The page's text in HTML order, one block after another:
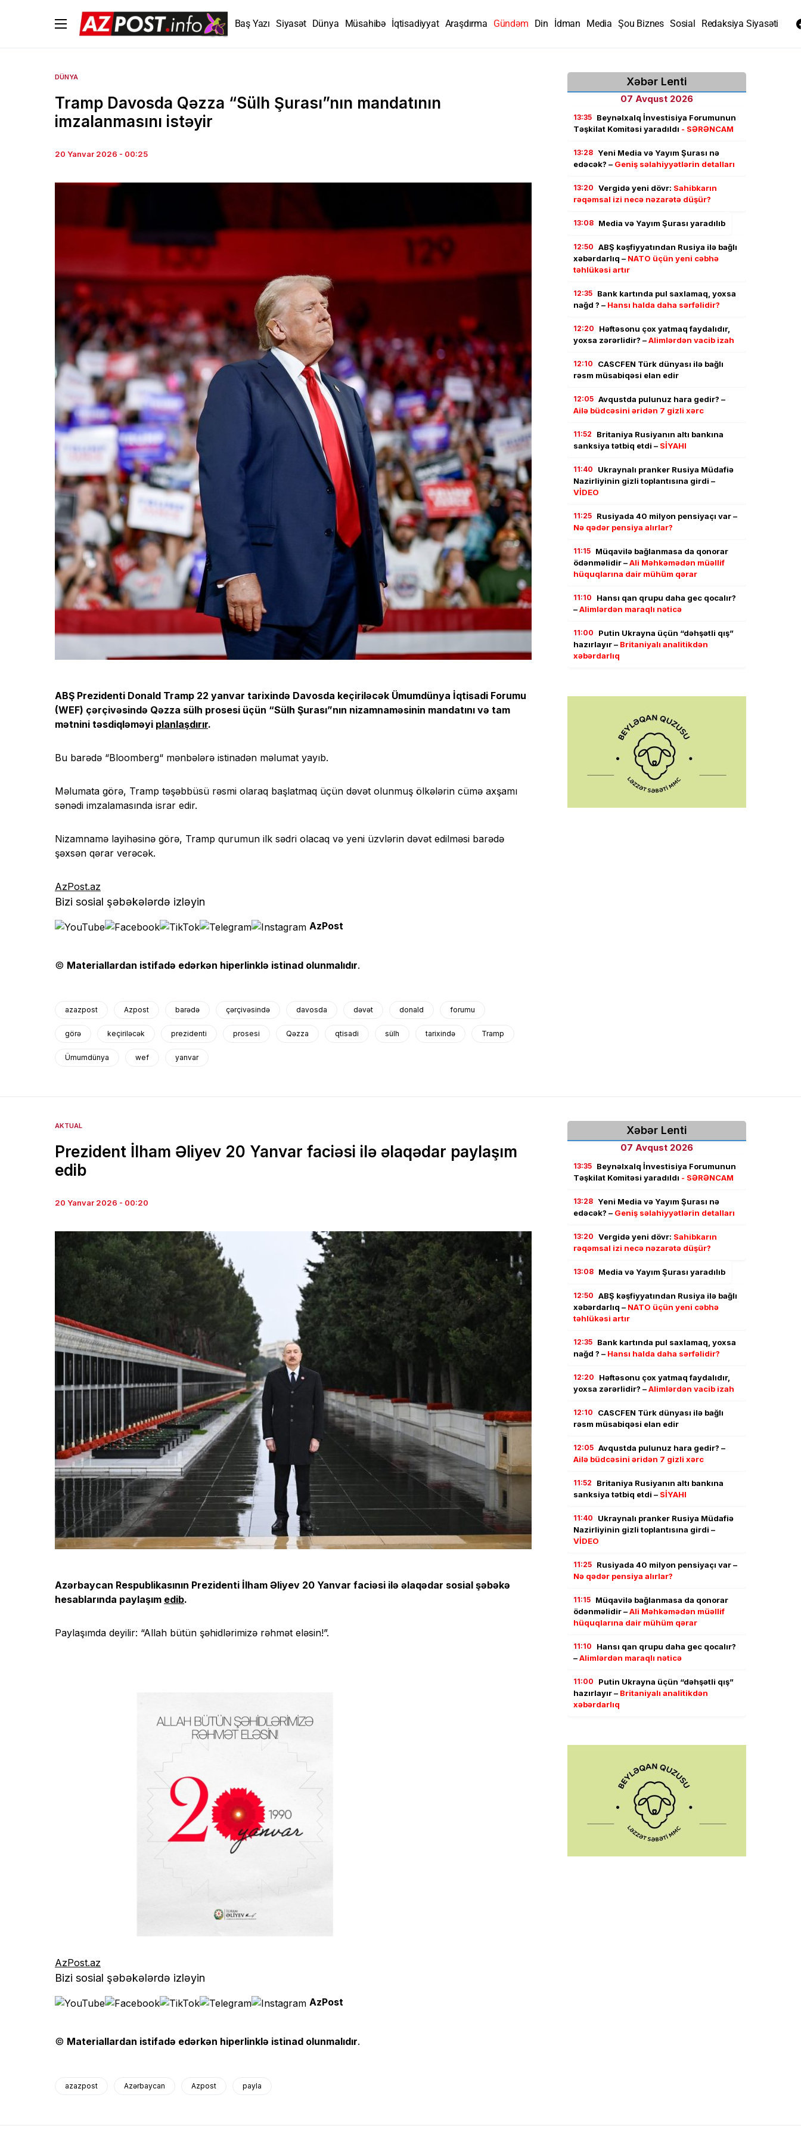
Baş Yazı Siyasət Dünya Müsahibə İqtisadiyyat Araşdırma Gündəm Din İdman Media Şou Biznes Sosial Redaksiya Siyasəti
DÜNYA
Tramp Davosda Qəzza “Sülh Şurası”nın mandatının
imzalanmasını istəyir
20 Yanvar 2026 - 00:25
ABŞ Prezidenti Donald Tramp 22 yanvar tarixində Davosda keçiriləcək Ümumdünya İqtisadi Forumu
(WEF) çərçivəsində Qəzza sülh prosesi üçün “Sülh Şurası”nın nizamnaməsinin mandatını və tam
mətnini təsdiqləməyi planlaşdırır.
Bu barədə “Bloomberg“ mənbələrə istinadən məlumat yayıb.
Məlumata görə, Tramp təşəbbüsü rəsmi olaraq başlatmaq üçün dəvət olunmuş ölkələrin cümə axşamı
sənədi imzalamasında israr edir.
Nizamnamə layihəsinə görə, Tramp qurumun ilk sədri olacaq və yeni üzvlərin dəvət edilməsi barədə
şəxsən qərar verəcək.
AzPost.az
Bizi sosial şəbəkələrdə izləyin
AzPost
© Materiallardan istifadə edərkən hiperlinklə istinad olunmalıdır.
azazpost Azpost barədə çərçivəsində davosda dəvət donald forumu
görə keçiriləcək prezidenti prosesi Qəzza qtisadi sülh tarixində Tramp
Ümumdünya wef yanvar
Xəbər Lenti
07 Avqust 2026
13:35 Beynəlxalq İnvestisiya Forumunun
Təşkilat Komitəsi yaradıldı - SƏRƏNCAM
13:28 Yeni Media və Yayım Şurası nə
edəcək? – Geniş səlahiyyətlərin detalları
13:20 Vergidə yeni dövr: Sahibkarın
rəqəmsal izi necə nəzarətə düşür?
13:08 Media və Yayım Şurası yaradılıb
12:50 ABŞ kəşfiyyatından Rusiya ilə bağlı
xəbərdarlıq – NATO üçün yeni cəbhə
təhlükəsi artır
12:35 Bank kartında pul saxlamaq, yoxsa
nağd ? – Hansı halda daha sərfəlidir?
12:20
Həftəsonu çox yatmaq faydalıdır,
yoxsa zərərlidir? –Alimlərdən vacib izah
12:10
CASCFEN Türk dünyası ilə bağlı
rəsm müsabiqəsi elan edir
12:05 Avqustda pulunuz hara gedir? –
Ailə büdcəsini əridən 7 gizli xərc
11:52
Britaniya Rusiyanın altı bankına
sanksiya tətbiq etdi – SİYAHI
11:40
Ukraynalı pranker Rusiya Müdafiə
Nazirliyinin gizli toplantısına girdi –
VİDEO
11:25 Rusiyada 40 milyon pensiyaçı var –
Nə qədər pensiya alırlar?
11:15 Müqavilə bağlanmasa da qonorar
ödənməlidir –Ali Məhkəmədən müəllif
hüquqlarına dair mühüm qərar
11:10
Hansı qan qrupu daha gec qocalır?
–Alimlərdən maraqlı nəticə
11:00
Putin Ukrayna üçün “dəhşətli qış”
hazırlayır – Britaniyalı analitikdən
xəbərdarlıq
AKTUAL
Prezident İlham Əliyev 20 Yanvar faciəsi ilə əlaqədar paylaşım
edib
20 Yanvar 2026 - 00:20
Azərbaycan Respublikasının Prezidenti İlham Əliyev 20 Yanvar faciəsi ilə əlaqədar sosial şəbəkə
hesablarında paylaşım edib.
Paylaşımda deyilir: “Allah bütün şəhidlərimizə rəhmət eləsin!”.
AzPost.az
Bizi sosial şəbəkələrdə izləyin
AzPost
© Materiallardan istifadə edərkən hiperlinklə istinad olunmalıdır.
azazpost Azərbaycan Azpost payla
Xəbər Lenti
07 Avqust 2026
13:35 Beynəlxalq İnvestisiya Forumunun
Təşkilat Komitəsi yaradıldı - SƏRƏNCAM
13:28 Yeni Media və Yayım Şurası nə
edəcək? – Geniş səlahiyyətlərin detalları
13:20 Vergidə yeni dövr: Sahibkarın
rəqəmsal izi necə nəzarətə düşür?
13:08 Media və Yayım Şurası yaradılıb
12:50 ABŞ kəşfiyyatından Rusiya ilə bağlı
xəbərdarlıq – NATO üçün yeni cəbhə
təhlükəsi artır
12:35 Bank kartında pul saxlamaq, yoxsa
nağd ? – Hansı halda daha sərfəlidir?
12:20
Həftəsonu çox yatmaq faydalıdır,
yoxsa zərərlidir? –Alimlərdən vacib izah
12:10
CASCFEN Türk dünyası ilə bağlı
rəsm müsabiqəsi elan edir
12:05 Avqustda pulunuz hara gedir? –
Ailə büdcəsini əridən 7 gizli xərc
11:52
Britaniya Rusiyanın altı bankına
sanksiya tətbiq etdi – SİYAHI
11:40
Ukraynalı pranker Rusiya Müdafiə
Nazirliyinin gizli toplantısına girdi –
VİDEO
11:25 Rusiyada 40 milyon pensiyaçı var –
Nə qədər pensiya alırlar?
11:15 Müqavilə bağlanmasa da qonorar
ödənməlidir –Ali Məhkəmədən müəllif
hüquqlarına dair mühüm qərar
11:10
Hansı qan qrupu daha gec qocalır?
–Alimlərdən maraqlı nəticə
11:00
Putin Ukrayna üçün “dəhşətli qış”
hazırlayır – Britaniyalı analitikdən
xəbərdarlıq